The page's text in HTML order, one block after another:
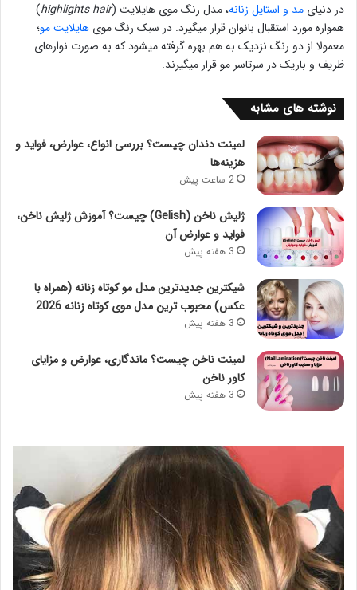
در دنیای مد و استایل زنانه، مدل رنگ موی هایلایت (highlights hair
)
همواره مورد استقبال بانوان قرار میگیرد. در سبک رنگ موی هایلایت مو؛
معمولا از دو رنگ نزدیک به هم بهره گرفته میشود که به صورت نوارهای
ظریف و باریک در سرتاسر مو قرار میگیرند.
نوشته های مشابه
لمینت دندان چیست؟ بررسی انواع، عوارض، فواید و
هزینه‌ها
2 ساعت پیش
ژلیش ناخن (Gelish) چیست؟ آموزش ژلیش ناخن،
فواید و عوارض آن
3 هفته پیش
شیکترین جدیدترین مدل مو کوتاه زنانه (همراه با
عکس) محبوب ترین مدل موی کوتاه زنانه 2026
3 هفته پیش
لمینت ناخن چیست؟ ماندگاری، عوارض و مزایای
کاور ناخن
3 هفته پیش